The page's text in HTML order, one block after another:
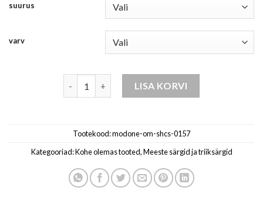
24.83 €
suurus
varv
LISA KORVI
Tootekood:modone-om-shcs-0157
Kategooriad:Kohe olemas tooted,Meeste särgid ja triiksärgid